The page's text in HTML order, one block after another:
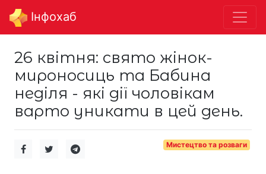
Інфохаб
26 квітня: свято жінок-
мироносиць та Бабина
неділя - які дії чоловікам
варто уникати в цей день.
Мистецтво та розваги